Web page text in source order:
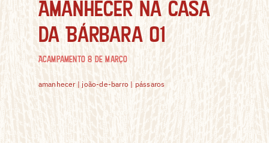
Amanhecer na casa
da Bárbara 01
Acampamento 8 de Março
amanhecer | joão-de-barro | pássaros